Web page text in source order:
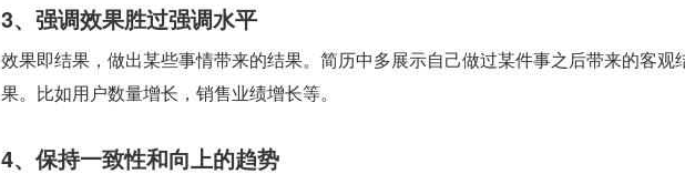
3、强调效果胜过强调水平
效果即结果，做出某些事情带来的结果。简历中多展示自己做过某件事之后带来的客观
果。比如用户数量增长，销售业绩增长等。
4、保持一致性和向上的趋势